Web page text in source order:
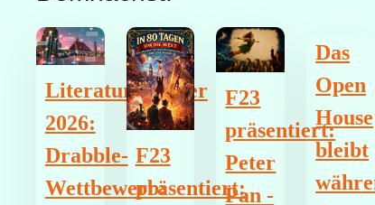
Literatursommer
2026:
Drabble-
Wettbewerb:
F23
präsentiert:
F23
präsentiert:
Peter
Pan -
Das
Open
House
bleibt